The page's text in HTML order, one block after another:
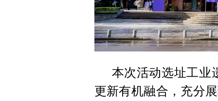
本次活动选址工业
更新有机融合，充分